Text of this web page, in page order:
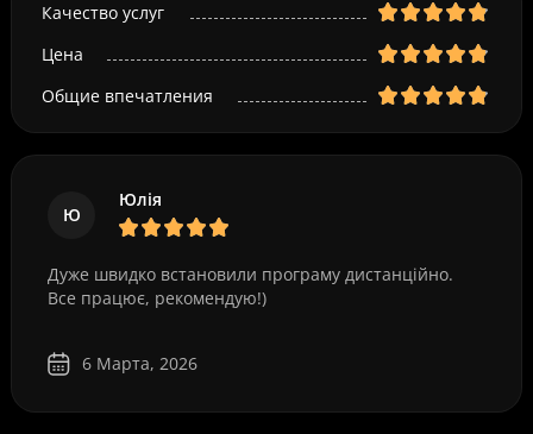
Качество услуг
Цена
Общие впечатления
Ю
Юлія
Дуже швидко встановили програму дистанційно.
Все працює, рекомендую!)
6 Марта, 2026